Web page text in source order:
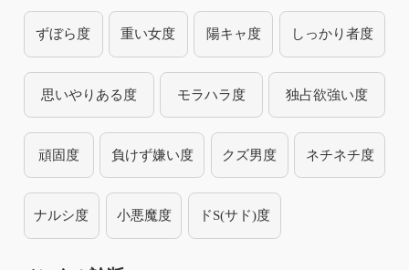
ずぼら度 重い女度 陽キャ度 しっかり者度
思いやりある度 モラハラ度 独占欲強い度
頑固度 負けず嫌い度 クズ男度 ネチネチ度
ナルシ度 小悪魔度 ドS(サド)度